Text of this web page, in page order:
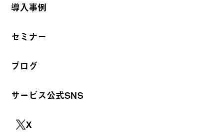
導入事例
セミナー
ブログ
サービス公式SNS
X